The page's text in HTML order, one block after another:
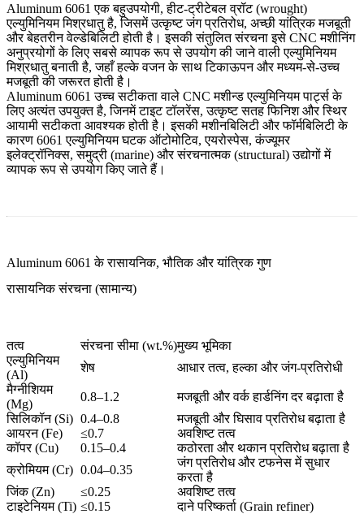
Aluminum 6061 एक बहुउपयोगी, हीट-ट्रीटेबल व्रॉट (wrought)
एल्युमिनियम मिश्रधातु है, जिसमें उत्कृष्ट जंग प्रतिरोध, अच्छी यांत्रिक मजबूती
और बेहतरीन वेल्डेबिलिटी होती है। इसकी संतुलित संरचना इसे CNC मशीनिंग
अनुप्रयोगों के लिए सबसे व्यापक रूप से उपयोग की जाने वाली एल्युमिनियम
मिश्रधातु बनाती है, जहाँ हल्के वजन के साथ टिकाऊपन और मध्यम-से-उच्च
मजबूती की जरूरत होती है।
Aluminum 6061 उच्च सटीकता वाले CNC मशीन्ड एल्युमिनियम पार्ट्स के
लिए अत्यंत उपयुक्त है, जिनमें टाइट टॉलरेंस, उत्कृष्ट सतह फिनिश और स्थिर
आयामी सटीकता आवश्यक होती है। इसकी मशीनबिलिटी और फॉर्मबिलिटी के
कारण 6061 एल्युमिनियम घटक ऑटोमोटिव, एयरोस्पेस, कंज्यूमर
इलेक्ट्रॉनिक्स, समुद्री (marine) और संरचनात्मक (structural) उद्योगों में
व्यापक रूप से उपयोग किए जाते हैं।
Aluminum 6061 के रासायनिक, भौतिक और यांत्रिक गुण
रासायनिक संरचना (सामान्य)
तत्व संरचना सीमा (wt.%)मुख्य भूमिका
एल्युमिनियम
(Al)
शेष
आधार तत्व, हल्का और जंग-प्रतिरोधी
मैग्नीशियम
(Mg)
0.8–1.2
मजबूती और वर्क हार्डनिंग दर बढ़ाता है
सिलिकॉन (Si) 0.4–0.8
मजबूती और घिसाव प्रतिरोध बढ़ाता है
आयरन (Fe)
≤0.7
अवशिष्ट तत्व
कॉपर (Cu)
0.15–0.4
कठोरता और थकान प्रतिरोध बढ़ाता है
क्रोमियम (Cr) 0.04–0.35
जंग प्रतिरोध और टफनेस में सुधार
करता है
जिंक (Zn)
≤0.25
अवशिष्ट तत्व
टाइटेनियम (Ti) ≤0.15 दाने परिष्कर्ता (Grain refiner)